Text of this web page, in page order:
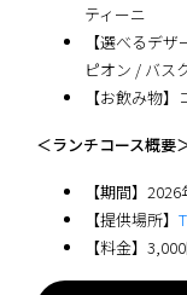
ティーニ
【選べるデ
ピオン / バス
【お飲み物
＜ランチコース概要
【期間】
【提供場所】
【料金】